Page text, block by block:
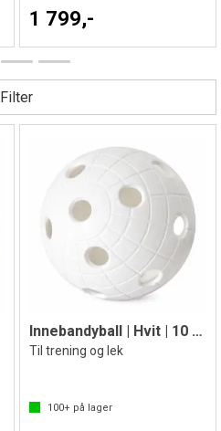
1 799,-
Filter
Innebandyball | Hvit | 10 Stk
Til trening og lek
100+på lager